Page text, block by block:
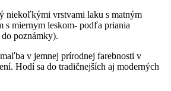
niekoľkými vrstvami laku s matným
s miernym leskom- podľa priania
poznámky).
v jemnej prírodnej farebnosti v
Hodí sa do tradičnejších aj moderných